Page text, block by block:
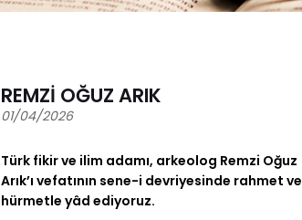
REMZİ OĞUZ ARIK
01/04/2026
Türk fikir ve ilim adamı, arkeolog Remzi Oğuz
Arık’ı vefatının sene-i devriyesinde rahmet ve
hürmetle yâd ediyoruz.